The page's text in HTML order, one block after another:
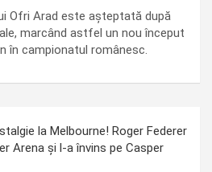
Ofri Arad este așteptată după
marcând astfel un nou început
în campionatul românesc.
la Melbourne! Roger Federer
Arena și l-a învins pe Casper